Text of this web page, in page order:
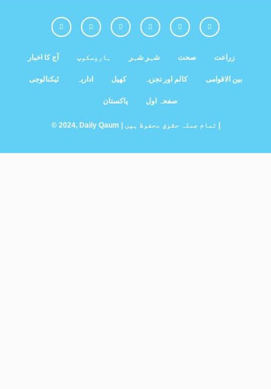
آج کا اخبار ہاروسکوپ شہر شہر صحت زراعت
ٹیکنالوجی اداریہ کھیل کالم اور تجزیہ بین الاقوامی
پاکستان صفحہ اول